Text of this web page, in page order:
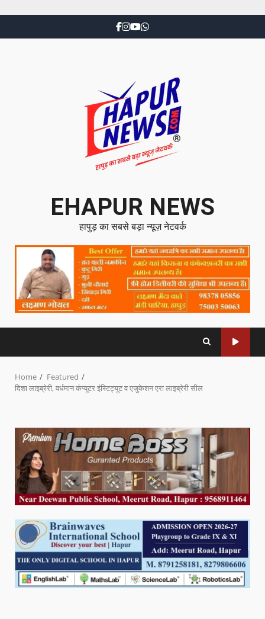
EHAPUR NEWS
हापुड़ का सबसे बड़ा न्यूज़ नेटवर्क
Home
Featured
दिशा लाइब्रेरी, वर्धमान कंप्यूटर इंस्टिट्यूट व एजुकेशन एरा लाइब्रेरी सील